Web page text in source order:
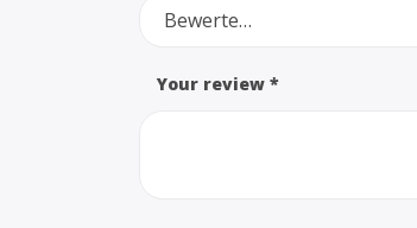
Bewerte…
Your review *